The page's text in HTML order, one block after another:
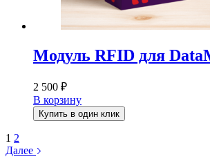
Модуль RFID для
2 500 ₽
В корзину
Купить в один клик
1 2
Далее